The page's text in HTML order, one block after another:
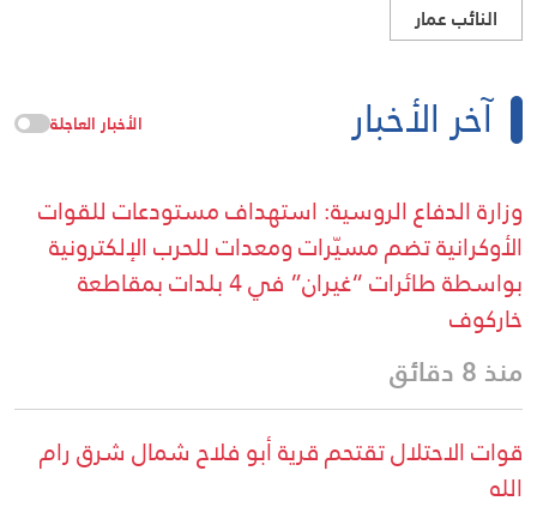
النائب عمار
آخر الأخبار الأخبار العاجلة
وزارة الدفاع الروسية: استهداف مستودعات للقوات
الأوكرانية تضم مسيّرات ومعدات للحرب الإلكترونية
بواسطة طائرات “غيران” في 4 بلدات بمقاطعة
خاركوف
منذ 8 دقائق
قوات الاحتلال تقتحم قرية أبو فلاح شمال شرق رام
الله